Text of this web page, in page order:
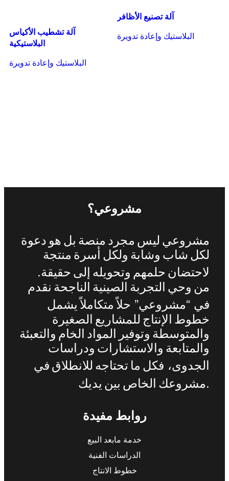
آلة تشطيب الأكياس
البلاستيكية
البلاستيك وإعادة تدويرة
آلة تصنيع الأظافر
البلاستيك وإعادة تدويرة
روابط مفيدة
خدمة مابعد البيع
الدراسات الفنية
خطوط الانتاج
مشروعي؟
مشروعي ليس مجرد منصة بل هو دعوة
لكل شاب وشابة ولكل أسرة منتجة
لاحتضان حلمهم وتحويله إلى حقيقة.
من وحي التجربة الصينية الناجحة نقدم
في “مشروعي” حلاً متكاملاً يشمل
خطوط الإنتاج للمشاريع الصغيرة
والمتوسطة وتوفير المواد الخام والتعبئة
والمتابعة والاستشارات ودراسات
الجدوى، فكل ما تحتاجه للانطلاق في
مشروعك الخاص بين يديك .